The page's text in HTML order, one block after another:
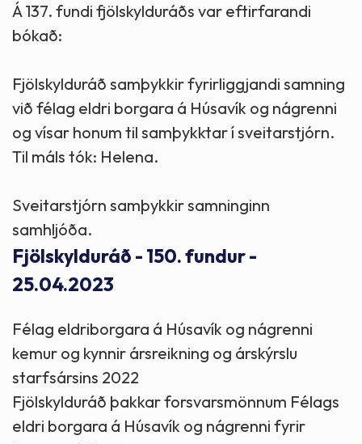
Á 137. fundi fjölskylduráðs var eftirfarandi
bókað:
Fjölskylduráð samþykkir fyrirliggjandi samning
við félag eldri borgara á Húsavík og nágrenni
og vísar honum til samþykktar í sveitarstjórn.
Til máls tók: Helena.
Sveitarstjórn samþykkir samninginn
samhljóða.
Fjölskylduráð - 150. fundur -
25.04.2023
Félag eldriborgara á Húsavík og nágrenni
kemur og kynnir ársreikning og árskýrslu
starfsársins 2022
Fjölskylduráð þakkar forsvarsmönnum Félags
eldri borgara á Húsavík og nágrenni fyrir